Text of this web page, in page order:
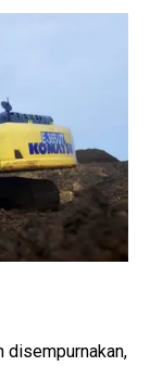
disempurnakan,